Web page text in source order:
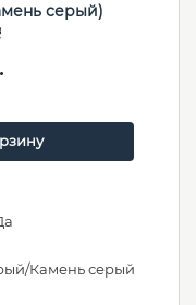
серый)
Камень серый